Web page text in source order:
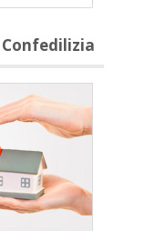
Confedilizia